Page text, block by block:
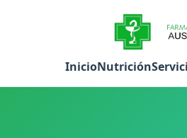
InicioNutrición